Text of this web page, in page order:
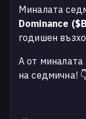
Миналата
Dominance
годишен
А от
на седмична!